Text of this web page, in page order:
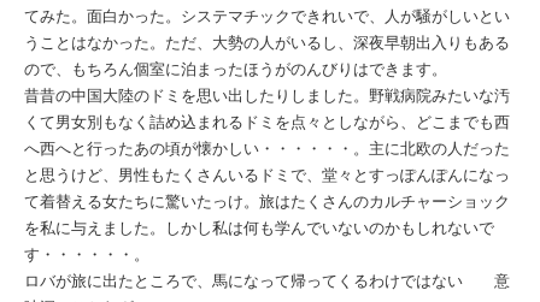
てみた。面白かった。システマチックできれいで、人が騒がしいとい
うことはなかった。ただ、大勢の人がいるし、深夜早朝出入りもある
ので、もちろん個室に泊まったほうがのんびりはできます。
昔昔の中国大陸のドミを思い出したりしました。野戦病院みたいな汚
くて男女別もなく詰め込まれるドミを点々としながら、どこまでも西
へ西へと行ったあの頃が懐かしい・・・・・・。主に北欧の人だった
と思うけど、男性もたくさんいるドミで、堂々とすっぽんぽんになっ
て着替える女たちに驚いたっけ。旅はたくさんのカルチャーショック
を私に与えました。しかし私は何も学んでいないのかもしれないで
す・・・・・・。
ロバが旅に出たところで、馬になって帰ってくるわけではない 意